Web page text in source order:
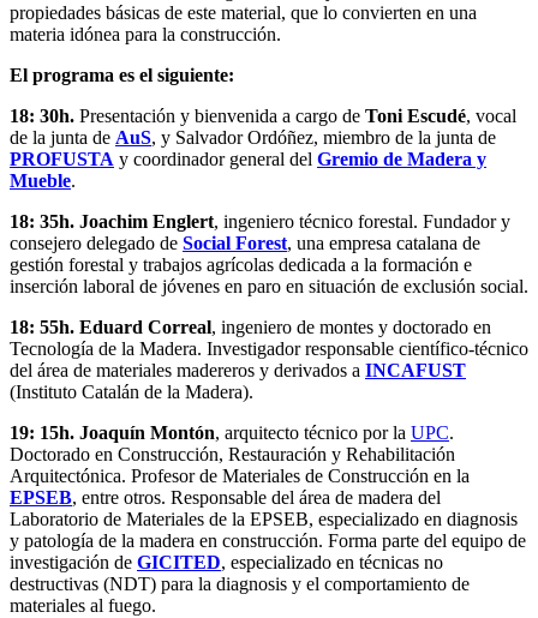
propiedades básicas de este material, que lo convierten en una
materia idónea para la construcción.
El programa es el siguiente:
18: 30h. Presentación y bienvenida a cargo de Toni Escudé, vocal
de la junta de AuS, y Salvador Ordóñez, miembro de la junta de
PROFUSTA y coordinador general del Gremio de Madera y
Mueble.
18: 35h. Joachim Englert, ingeniero técnico forestal. Fundador y
consejero delegado de Social Forest, una empresa catalana de
gestión forestal y trabajos agrícolas dedicada a la formación e
inserción laboral de jóvenes en paro en situación de exclusión social.
18: 55h. Eduard Correal, ingeniero de montes y doctorado en
Tecnología de la Madera. Investigador responsable científico-técnico
del área de materiales madereros y derivados a INCAFUST
(Instituto Catalán de la Madera).
19: 15h. Joaquín Montón, arquitecto técnico por la UPC.
Doctorado en Construcción, Restauración y Rehabilitación
Arquitectónica. Profesor de Materiales de Construcción en la
EPSEB, entre otros. Responsable del área de madera del
Laboratorio de Materiales de la EPSEB, especializado en diagnosis
y patología de la madera en construcción. Forma parte del equipo de
investigación de GICITED, especializado en técnicas no
destructivas (NDT) para la diagnosis y el comportamiento de
materiales al fuego.